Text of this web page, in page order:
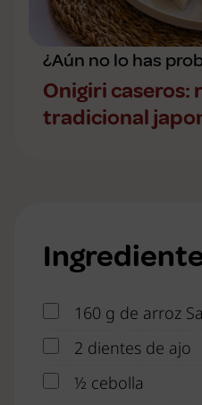
¿Aún no lo has
Onigiri caseros:
tradicional
160 g de arroz
2 dientes de ajo
½ cebolla